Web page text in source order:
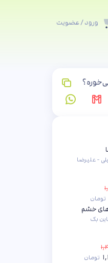
ورود / عضویت
- علیرضا
تومان
خشم
بک
تومان